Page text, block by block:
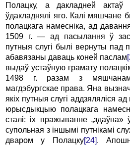
Полацку, а дакладней
ўдакладнялі яго. Калі мяшчане
полацкага намесніка, ад
1509 г. — ад пасылання ў
путныя слугі былі вернуты пад
абавязаны даваць коней паслам
выдаў устаўную грамату
1498 г. разам з
магдэбургскае права. Яна
якіх путныя слугі аддзяляліся
юрысдыкцыю полацкага
сталі: іх пражыванне „здаўна»
супольная з іншымі путнікамі
дваром у Полацку[24].